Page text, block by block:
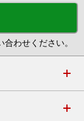
わせください。